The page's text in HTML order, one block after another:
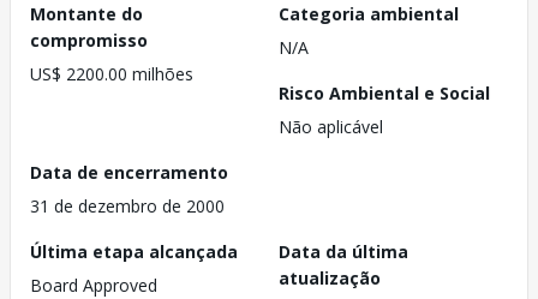
Montante do
compromisso
US$ 2200.00 milhões
Categoria ambiental
N/A
Risco Ambiental e Social
Não aplicável
Data de encerramento
31 de dezembro de 2000
Última etapa alcançada
Board Approved
Data da última
atualização